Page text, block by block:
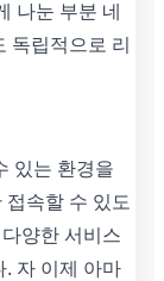
나눈 부분 네
독립적으로 리
있는 환경을
속할 수 있도
양한 서비스
. 자 이제 아마